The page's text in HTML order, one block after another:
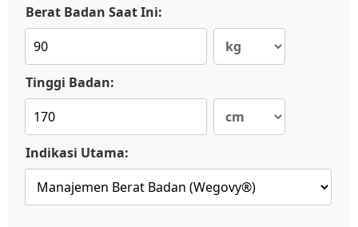
Berat Badan Saat Ini:
Tinggi Badan:
Indikasi Utama: